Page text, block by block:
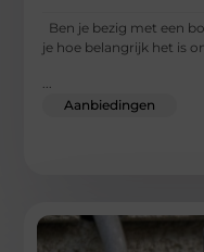
Ben je bezig met een
je hoe belangrijk het is
Aanbiedingen